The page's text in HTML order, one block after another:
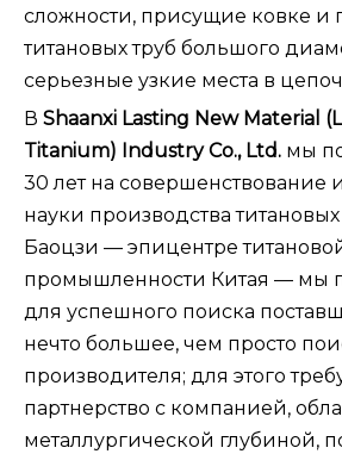
сложности, присущие ковке и
титановых труб большого
серьезные узкие места в
В Shaanxi Lasting New Material
Titanium) Industry Co., Ltd. мы
30 лет на совершенствование
науки производства
Баоцзи — эпицентре
промышленности Китая — мы
для успешного поиска
нечто большее, чем просто
производителя; для этого
партнерство с компанией,
металлургической глубиной,